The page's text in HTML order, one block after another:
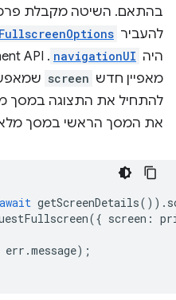
בהתאם. השיטה מקבלת
להעביר FullscreenOptions
היה navigationUI
מאפיין חדש screen
להתחיל את התצוגה במסך
את המסך הראשי במסך
await getScreenDetails()).
({ screen :
err .message);